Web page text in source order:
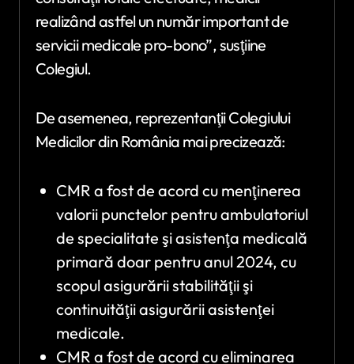
realizând astfel un număr important de
servicii medicale pro-bono”, susţiine
Colegiul.
De asemenea, reprezentanţii Colegiului
Medicilor din România mai precizează:
CMR a fost de acord cu menţinerea
valorii punctelor pentru ambulatoriul
de specialitate şi asistenţa medicală
primară doar pentru anul 2024, cu
scopul asigurării stabilităţii şi
continuităţii asigurării asistenţei
medicale.
CMR a fost de acord cu eliminarea